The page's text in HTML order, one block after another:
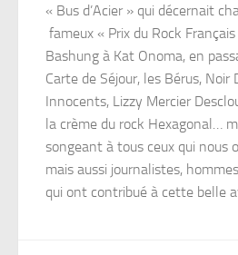
« Bus d’Acier » qui décernait
fameux « Prix du Rock
Bashung à Kat Onoma, en
Carte de Séjour, les Bérus,
Innocents, Lizzy Mercier
la crème du rock Hexagonal…
songeant à tous ceux qui
mais aussi journalistes,
qui ont contribué à cette belle